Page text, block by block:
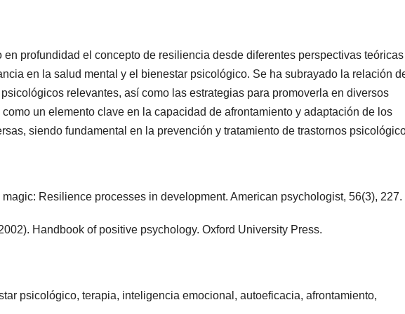
en profundidad el concepto de resiliencia desde diferentes perspectivas
en la salud mental y el bienestar psicológico. Se ha subrayado la relación
relevantes, así como las estrategias para promoverla en diversos
un elemento clave en la capacidad de afrontamiento y adaptación de los
siendo fundamental en la prevención y tratamiento de trastornos
Resilience processes in development. American psychologist, 56(3), 227.
Handbook of positive psychology. Oxford University Press.
psicológico, terapia, inteligencia emocional, autoeficacia, afrontamiento,